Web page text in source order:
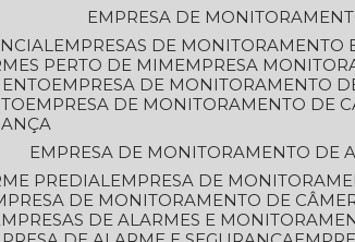
EMPRESA DE
EMPRESAS DE MONITORAMENTO
PERTO DE MIM
EMPRESA
EMPRESA DE MONITORAMENTO
EMPRESA DE MONITORAMENTO DE
EMPRESA DE MONITORAMENTO DE
PREDIAL
EMPRESA DE
DE MONITORAMENTO DE
EMPRESAS DE ALARMES E